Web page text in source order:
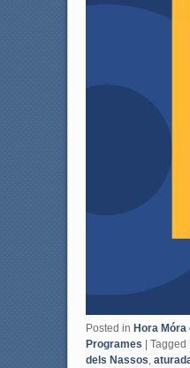
Posted in Hora Móra
Programes | Tagged
dels Nassos